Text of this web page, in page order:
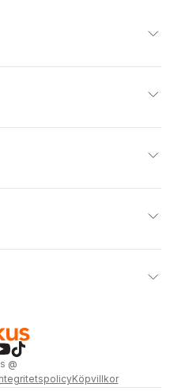
@
Köpvillkor